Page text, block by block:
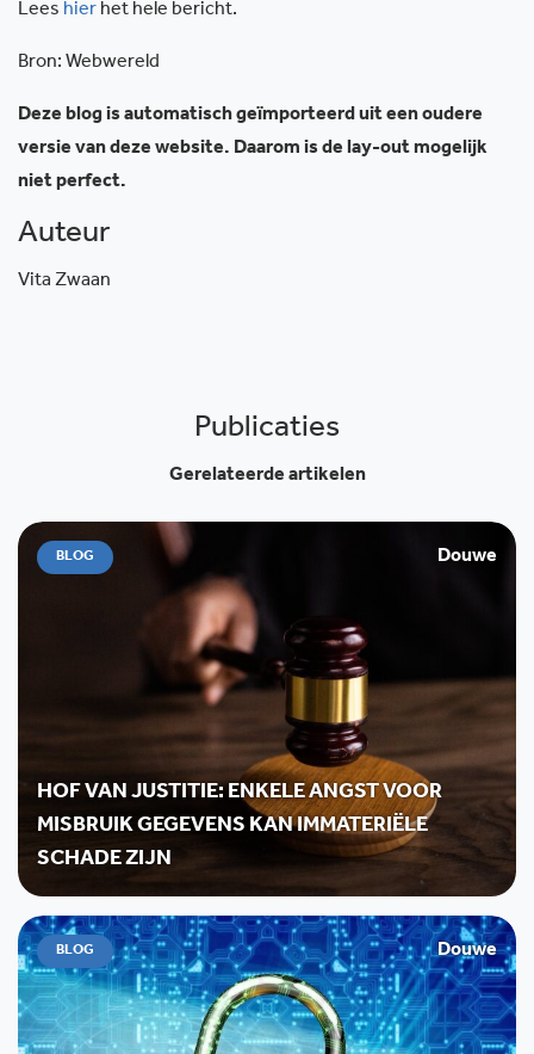
Lees hier het hele bericht.
Bron: Webwereld
Deze blog is automatisch geïmporteerd uit een oudere
versie van deze website. Daarom is de lay-out mogelijk
niet perfect.
Auteur
Vita Zwaan
Publicaties
Gerelateerde artikelen
BLOG Douwe
HOF VAN JUSTITIE: ENKELE ANGST VOOR
MISBRUIK GEGEVENS KAN IMMATERIËLE
SCHADE ZIJN
BLOG Douwe